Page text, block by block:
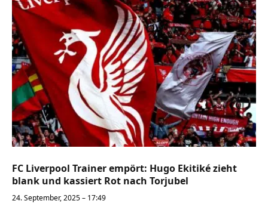
FC Liverpool Trainer empört: Hugo Ekitiké zieht
blank und kassiert Rot nach Torjubel
24. September, 2025 – 17:49